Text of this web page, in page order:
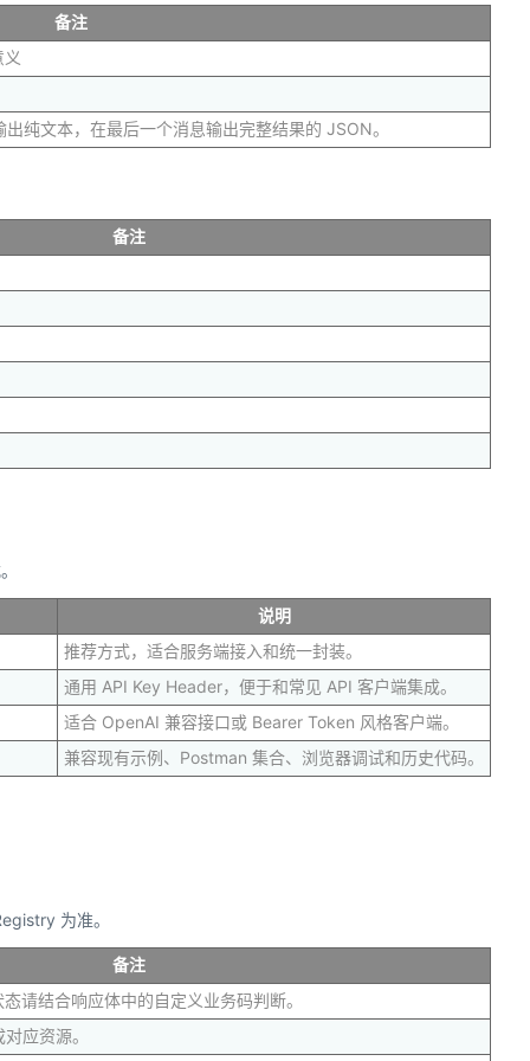
备注
纯文本，在最后一个消息输出完整结果的 JSON。
备注
说明
推荐方式，适合服务端接入和统一封装。
通用 API Key Header，便于和常见 API 客户端集成。
适合 OpenAI 兼容接口或 Bearer Token 风格客户端。
兼容现有示例、Postman 集合、浏览器调试和历史代码。
为准。
备注
请结合响应体中的自定义业务码判断。
应资源。